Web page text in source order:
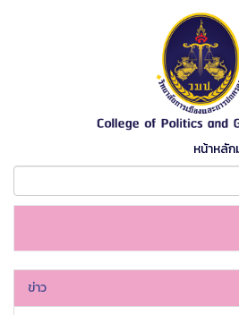
หน้าหลั
ข่าว